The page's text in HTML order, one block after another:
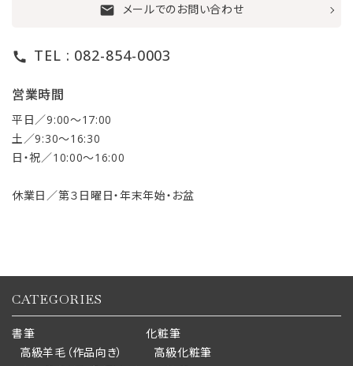
mail メールでのお問い合わせ
call TEL : 082-854-0003
営業時間
平日／9:00〜17:00
土／9:30〜16:30
日・祝／10:00〜16:00
休業日／第３日曜日・年末年始・お盆
CATEGORIES
書筆
高級羊毛（作品向き）
化粧筆
高級化粧筆